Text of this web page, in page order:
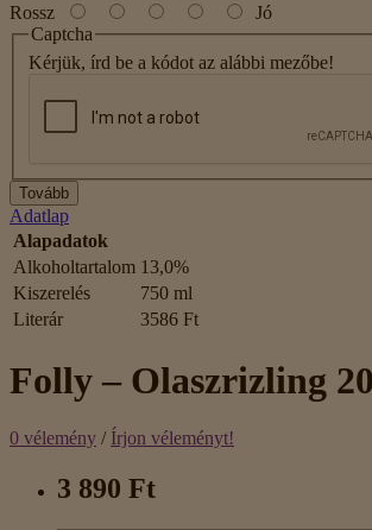
Rossz
Jó
Captcha
Kérjük, írd be a kódot az alábbi mezőbe!
Tovább
Adatlap
Alapadatok
Alkoholtartalom 13,0%
Kiszerelés
750 ml
Literár
3586 Ft
Folly – Olaszrizling
0 vélemény / Írjon véleményt!
3 890 Ft